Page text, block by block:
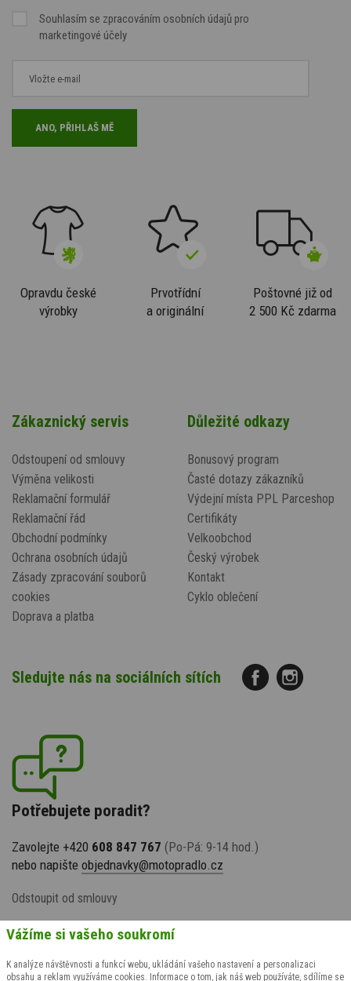
Souhlasím se zpracováním osobních údajů pro
marketingové účely
Opravdu české
výrobky
Prvotřídní
a originální
Poštovné již od
2 500 Kč zdarma
Zákaznický servis
Odstoupení od smlouvy
Výměna velikosti
Reklamační formulář
Reklamační řád
Obchodní podmínky
Ochrana osobních údajů
Zásady zpracování souborů
cookies
Doprava a platba
Důležité odkazy
Bonusový program
Časté dotazy zákazníků
Výdejní místa PPL Parceshop
Certifikáty
Velkoobchod
Český výrobek
Kontakt
Cyklo oblečení
Sledujte nás na sociálních sítích
Potřebujete poradit?
Zavolejte +420 608 847 767 (Po-Pá: 9-14 hod.)
nebo napište objednavky@motopradlo.cz
Odstoupit od smlouvy
Vážíme si vašeho soukromí
K analýze návštěvnosti a funkcí webu, ukládání vašeho nastavení a personalizaci
obsahu a reklam využíváme cookies. Informace o tom, jak náš web používáte, sdílíme se